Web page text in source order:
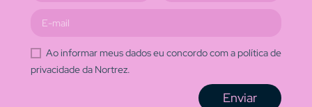
Ao informar meus dados eu concordo com a política de
privacidade da Nortrez.
Enviar